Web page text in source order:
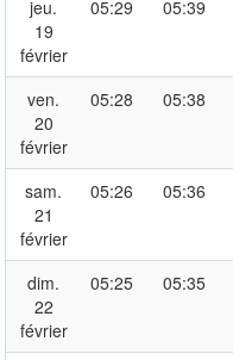
jeu.
19
février
05:29 05:39
ven.
20
février
05:28 05:38
sam.
21
février
05:26 05:36
dim.
22
février
05:25 05:35